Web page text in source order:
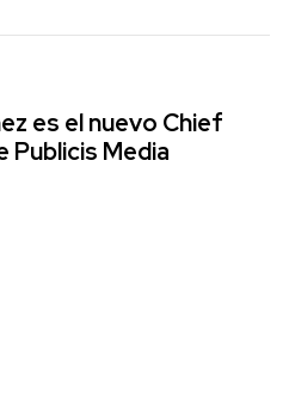
es el nuevo Chief
Publicis Media